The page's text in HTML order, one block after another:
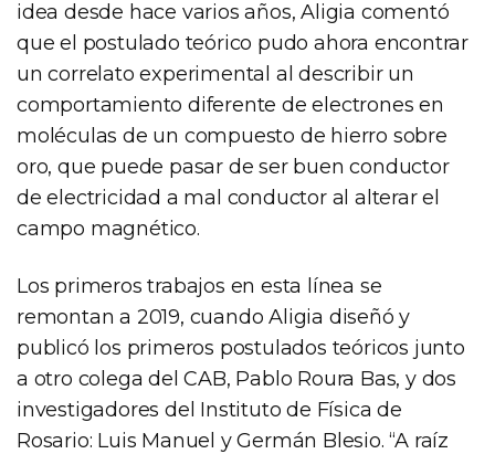
idea desde hace varios años, Aligia comentó
que el postulado teórico pudo ahora encontrar
un correlato experimental al describir un
comportamiento diferente de electrones en
moléculas de un compuesto de hierro sobre
oro, que puede pasar de ser buen conductor
de electricidad a mal conductor al alterar el
campo magnético.
Los primeros trabajos en esta línea se
remontan a 2019, cuando Aligia diseñó y
publicó los primeros postulados teóricos junto
a otro colega del CAB, Pablo Roura Bas, y dos
investigadores del Instituto de Física de
Rosario: Luis Manuel y Germán Blesio. “A raíz